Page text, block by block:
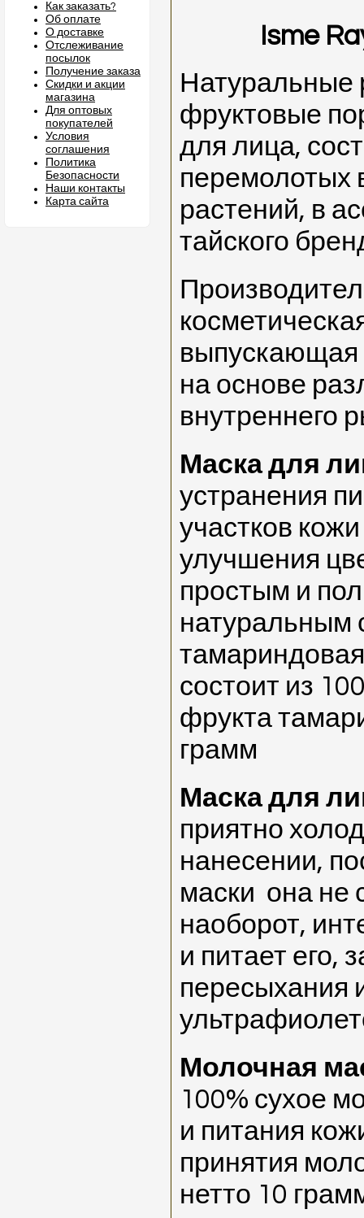
Как заказать?
Об оплате
О доставке
Отслеживание
посылок
Получение заказа
Скидки и акции
магазина
Для оптовых
покупателей
Условия
соглашения
Политика
Безопасности
Наши контакты
Карта сайта
Isme
Натуральные
фруктовые
для лица,
перемолотых
растений, в
тайского
выпускающая
на основе
внутреннего
Маска для
устранения
участков кожи
улучшения
простым и
натуральным
состоит из
фрукта
грамм
Маска для
приятно
нанесении,
маски она не
наоборот,
и питает его,
пересыхания
Молочная
100% сухое
и питания
принятия
нетто 10